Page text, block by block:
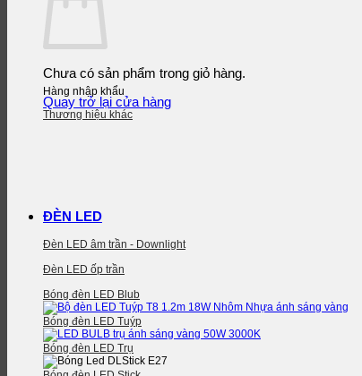
Chưa có sản phẩm trong giỏ hàng.
Quay trở lại cửa hàng
Hàng nhập khẩu
Thương hiệu khác
ĐÈN LED
Đèn LED âm trần - Downlight
Đèn LED ốp trần
Bóng đèn LED Blub
Bóng đèn LED Tuýp
Bóng đèn LED Trụ